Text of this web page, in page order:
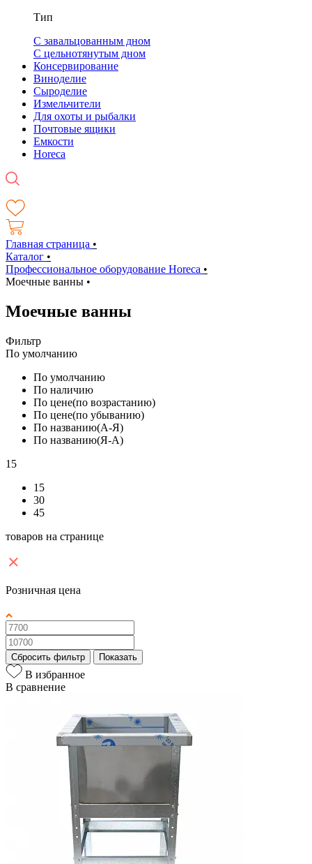
Тип
С завальцованным дном
С цельнотянутым дном
Консервирование
Виноделие
Сыроделие
Измельчители
Для охоты и рыбалки
Почтовые ящики
Емкости
Horeca
Главная страница •
Каталог •
Профессиональное оборудование Horeca •
Моечные ванны •
Моечные ванны
Фильтр
По умолчанию
По умолчанию
По наличию
По цене(по возрастанию)
По цене(по убыванию)
По названию(А-Я)
По названию(Я-А)
15
15
30
45
товаров на странице
Розничная цена
Сбросить фильтр Показать
В избранное
В сравнение